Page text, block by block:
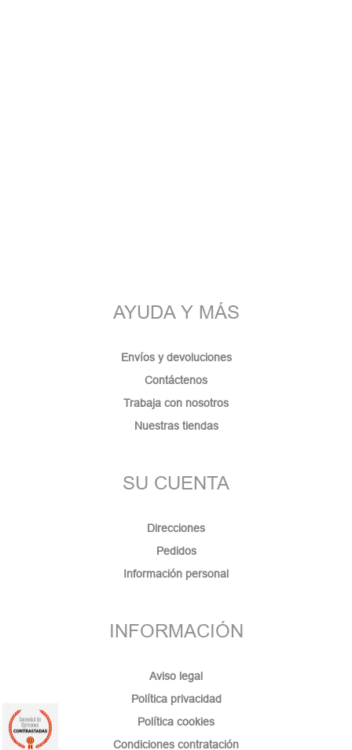
AYUDA Y MÁS
Envíos y devoluciones
Contáctenos
Trabaja con nosotros
Nuestras tiendas
SU CUENTA
Direcciones
Pedidos
Información personal
INFORMACIÓN
Aviso legal
Política privacidad
Política cookies
Condiciones contratación